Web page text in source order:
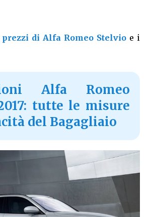
prezzi di Alfa Romeo Stelvio e i
Alfa Romeo
tutte le misure
del Bagagliaio